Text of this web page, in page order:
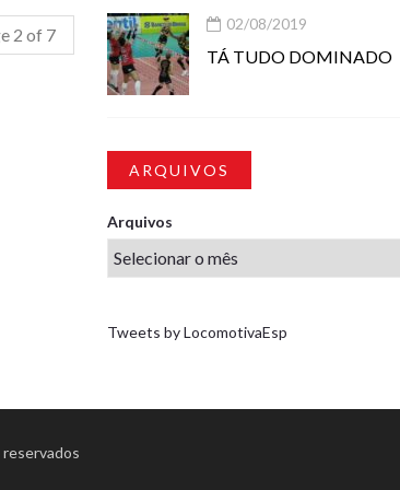
2 of 7
02/08/2019
TÁ TUDO DOMINADO
ARQUIVOS
Arquivos
Tweets by LocomotivaEsp